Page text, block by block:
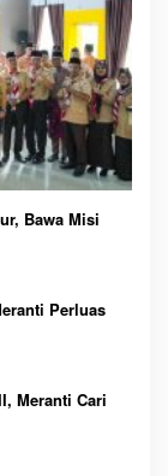
Bawa Misi
Perluas
Meranti Cari